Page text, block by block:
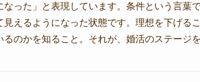
なった」と表現しています。条件という言葉
えるようになった状態です。理想を下げる
のかを知ること。それが、婚活のステージ